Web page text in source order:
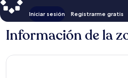
Iniciar sesión Registrarme gratis
Información de la